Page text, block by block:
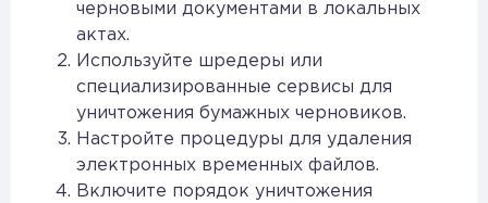
черновыми документами в локальных
актах.
Используйте шредеры или
специализированные сервисы для
уничтожения бумажных черновиков.
Настройте процедуры для удаления
электронных временных файлов.
Включите порядок уничтожения